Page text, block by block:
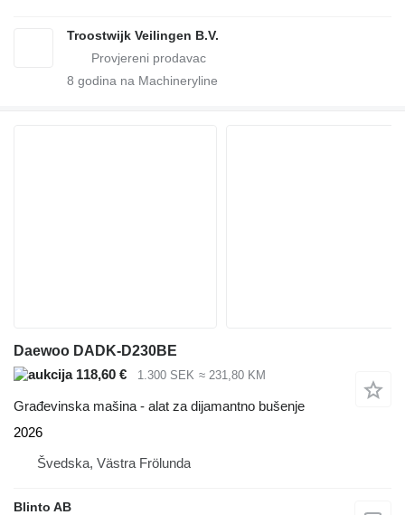
Troostwijk Veilingen B.V.
8 godina na Machineryline
Daewoo DADK-D230BE
118,60 €
1.300 SEK ≈ 231,80 KM
Građevinska mašina - alat za dijamantno bušenje
2026
Švedska, Västra Frölunda
Blinto AB